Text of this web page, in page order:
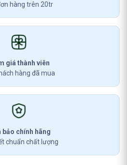
hàng trên 20tr
giá thành viên
hàng đã mua
bảo chính hãng
chuẩn chất lượng